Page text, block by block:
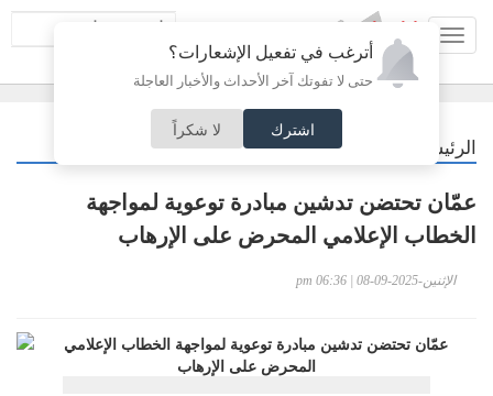
أترغب في تفعيل الإشعارات؟
حتى لا تفوتك آخر الأحداث والأخبار العاجلة
اشترك لا شكراً
الرئيسية
عمّان تحتضن تدشين مبادرة توعوية لمواجهة
الخطاب الإعلامي المحرض على الإرهاب
الإثنين-2025-09-08 | 06:36 pm